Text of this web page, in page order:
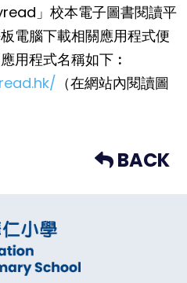
」校本電子圖書閱讀平
電腦下載相關應用程式便
用程式名稱如下︰
（在網站內閱讀圖
BACK